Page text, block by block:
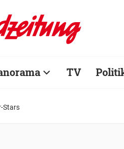
TV
Stars